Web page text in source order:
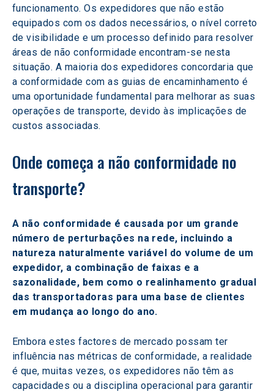
funcionamento. Os expedidores que não estão
equipados com os dados necessários, o nível correto
de visibilidade e um processo definido para resolver
áreas de não conformidade encontram-se nesta
situação. A maioria dos expedidores concordaria que
a conformidade com as guias de encaminhamento é
uma oportunidade fundamental para melhorar as suas
operações de transporte, devido às implicações de
custos associadas.
Onde começa a não conformidade no
transporte?
A não conformidade é causada por um grande
número de perturbações na rede, incluindo a
natureza naturalmente variável do volume de um
expedidor, a combinação de faixas e a
sazonalidade, bem como o realinhamento gradual
das transportadoras para uma base de clientes
em mudança ao longo do ano.
Embora estes factores de mercado possam ter
influência nas métricas de conformidade, a realidade
é que, muitas vezes, os expedidores não têm as
capacidades ou a disciplina operacional para garantir